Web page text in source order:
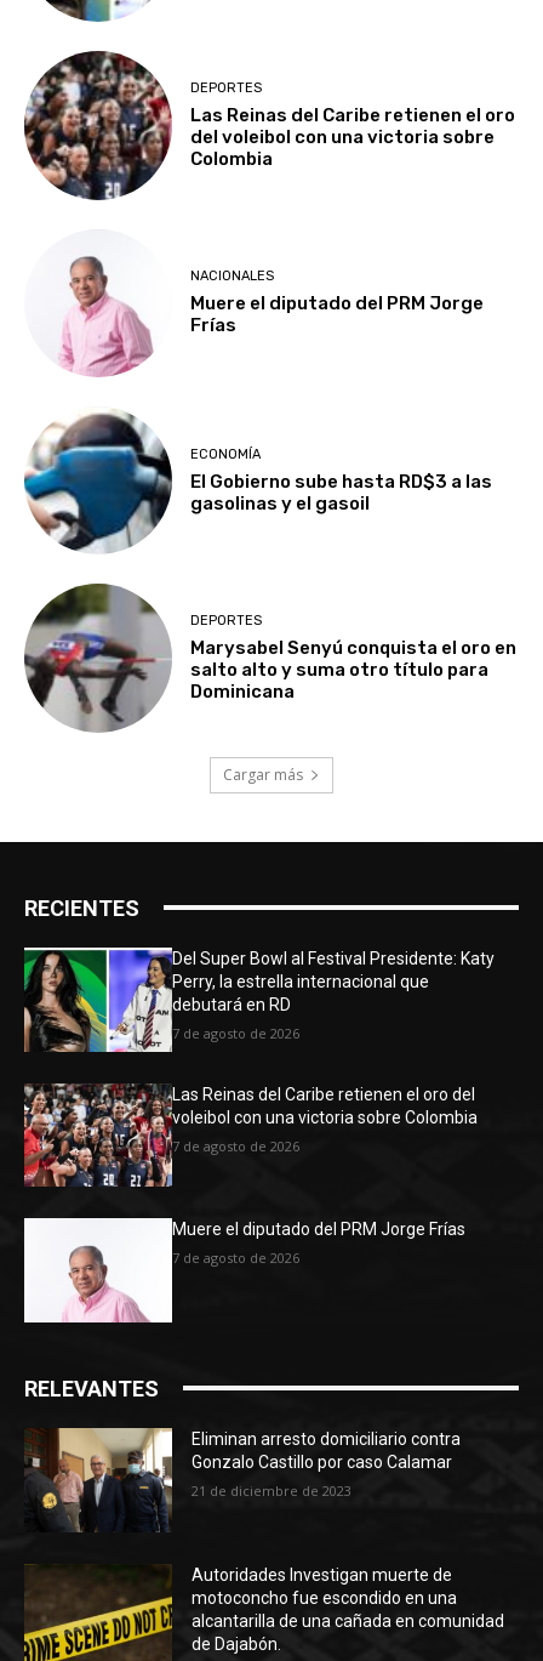
DEPORTES
Las Reinas del Caribe retienen el oro
del voleibol con una victoria sobre
Colombia
NACIONALES
Muere el diputado del PRM Jorge
Frías
ECONOMÍA
El Gobierno sube hasta RD$3 a las
gasolinas y el gasoil
DEPORTES
Marysabel Senyú conquista el oro en
salto alto y suma otro título para
Dominicana
Cargar más
RECIENTES
Del Super Bowl al Festival Presidente: Katy
Perry, la estrella internacional que
debutará en RD
7 de agosto de 2026
Las Reinas del Caribe retienen el oro del
voleibol con una victoria sobre Colombia
7 de agosto de 2026
Muere el diputado del PRM Jorge Frías
7 de agosto de 2026
RELEVANTES
Eliminan arresto domiciliario contra
Gonzalo Castillo por caso Calamar
21 de diciembre de 2023
Autoridades Investigan muerte de
motoconcho fue escondido en una
alcantarilla de una cañada en comunidad
de Dajabón.